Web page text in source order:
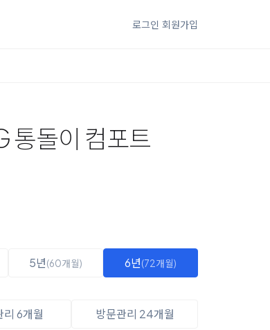
로그인 회원가입
통돌이 컴포트
5년(60개월) 6년(72개월)
리 6개월
방문관리 24개월